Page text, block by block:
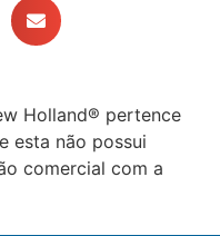
Holland® pertence
esta não possui
comercial com a